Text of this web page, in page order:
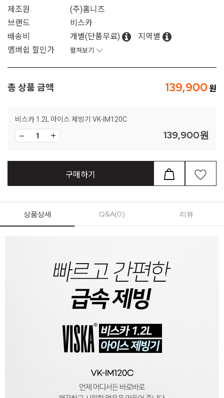
제조원
(주)홈니즈
브랜드
비스카
배송비
개별(단품무료)
지역별
멤버쉽 할인가
펼쳐보기
총 상품 금액 139,900
비스카 1.2L 아이스 제빙기 VK-IM120C
139,900원
구매하기
상품상세 Q&A(0) 리뷰